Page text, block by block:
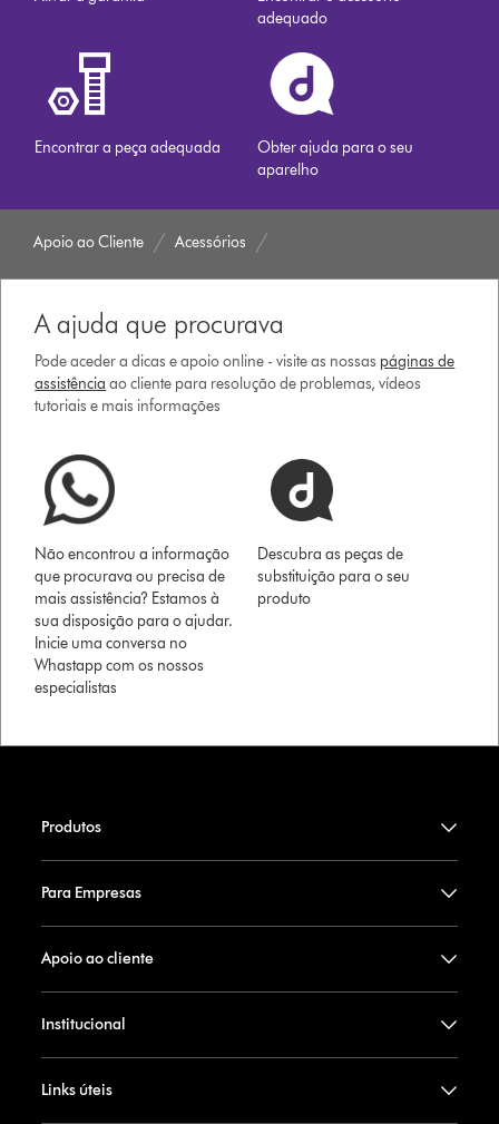
adequado
Encontrar a peça adequada
Obter ajuda para o seu
aparelho
Apoio ao Cliente Acessórios
A ajuda que procurava
Pode aceder a dicas e apoio online - visite as nossas páginas de
assistência ao cliente para resolução de problemas, vídeos
tutoriais e mais informações
Não encontrou a informação
que procurava ou precisa de
mais assistência? Estamos à
sua disposição para o ajudar.
Inicie uma conversa no
Whastapp com os nossos
especialistas
Descubra as peças de
substituição para o seu
produto
Produtos
Para Empresas
Apoio ao cliente
Institucional
Links úteis